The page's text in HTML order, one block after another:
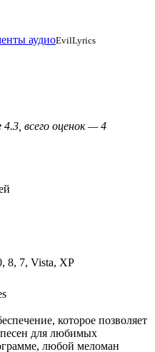
аудиоEvilLyrics
всего оценок — 4
8, 7, Vista, XP
которое позволяет
песен для любимых
любой меломан